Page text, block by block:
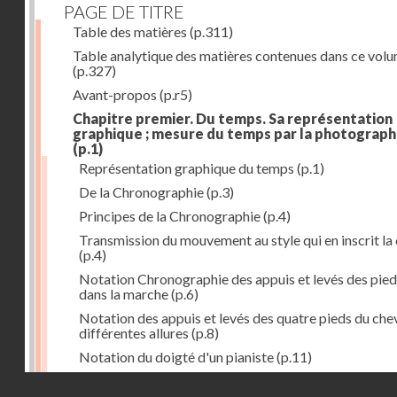
PAGE DE TITRE
Table des matières (p.311)
Table analytique des matières contenues dans ce
(p.327)
Avant-propos (p.r5)
Chapitre premier. Du temps. Sa représentation
graphique ; mesure du temps par la
(p.1)
Représentation graphique du temps (p.1)
De la Chronographie(p.3)
Principes de la Chronographie(p.4)
Transmission du mouvement au style qui en inscrit la
(p.4)
Notation Chronographie des appuis et levés des
dans la marche(p.6)
Notation des appuis et levés des quatre pieds du
différentes allures (p.8)
Notation du doigté d'un pianiste(p.11)